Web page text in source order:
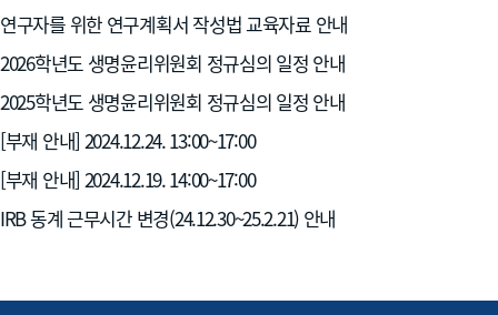
연구자를 위한 연구계획서 작성법 교육자료 안내
2026학년도 생명윤리위원회 정규심의 일정 안내
2025학년도 생명윤리위원회 정규심의 일정 안내
[부재 안내] 2024.12.24. 13:00~17:00
[부재 안내] 2024.12.19. 14:00~17:00
IRB 동계 근무시간 변경(24.12.30~25.2.21) 안내